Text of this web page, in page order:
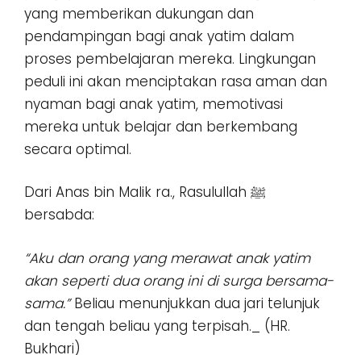
yang memberikan dukungan dan
pendampingan bagi anak yatim dalam
proses pembelajaran mereka. Lingkungan
peduli ini akan menciptakan rasa aman dan
nyaman bagi anak yatim, memotivasi
mereka untuk belajar dan berkembang
secara optimal.
Dari Anas bin Malik ra., Rasulullah ﷺ
bersabda:
“Aku dan orang yang merawat anak yatim
akan seperti dua orang ini di surga bersama-
sama.”Beliau menunjukkan dua jari telunjuk
dan tengah beliau yang terpisah._ (HR.
Bukhari)